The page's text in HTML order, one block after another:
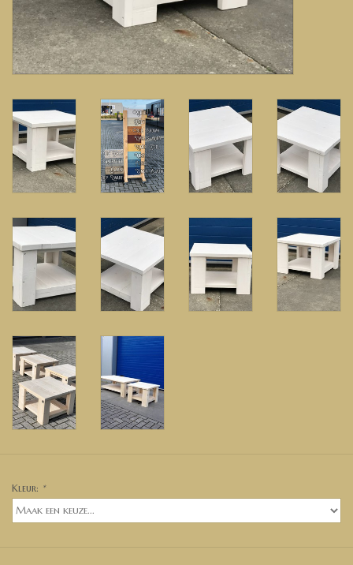
Hockers & Terrastafels
Opbergkisten
buy-gift-card
Zuilen & Pilaren
Blog
Kleur: *